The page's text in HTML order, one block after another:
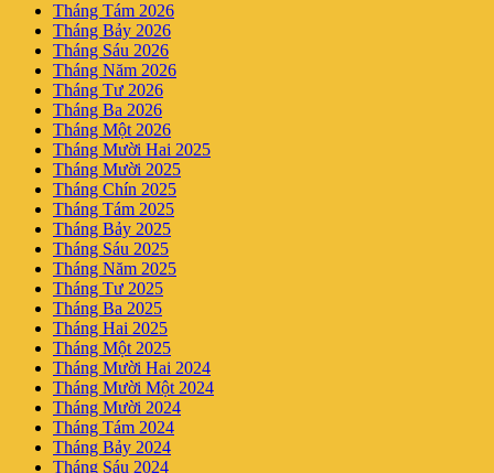
Tháng Tám 2026
Tháng Bảy 2026
Tháng Sáu 2026
Tháng Năm 2026
Tháng Tư 2026
Tháng Ba 2026
Tháng Một 2026
Tháng Mười Hai 2025
Tháng Mười 2025
Tháng Chín 2025
Tháng Tám 2025
Tháng Bảy 2025
Tháng Sáu 2025
Tháng Năm 2025
Tháng Tư 2025
Tháng Ba 2025
Tháng Hai 2025
Tháng Một 2025
Tháng Mười Hai 2024
Tháng Mười Một 2024
Tháng Mười 2024
Tháng Tám 2024
Tháng Bảy 2024
Tháng Sáu 2024